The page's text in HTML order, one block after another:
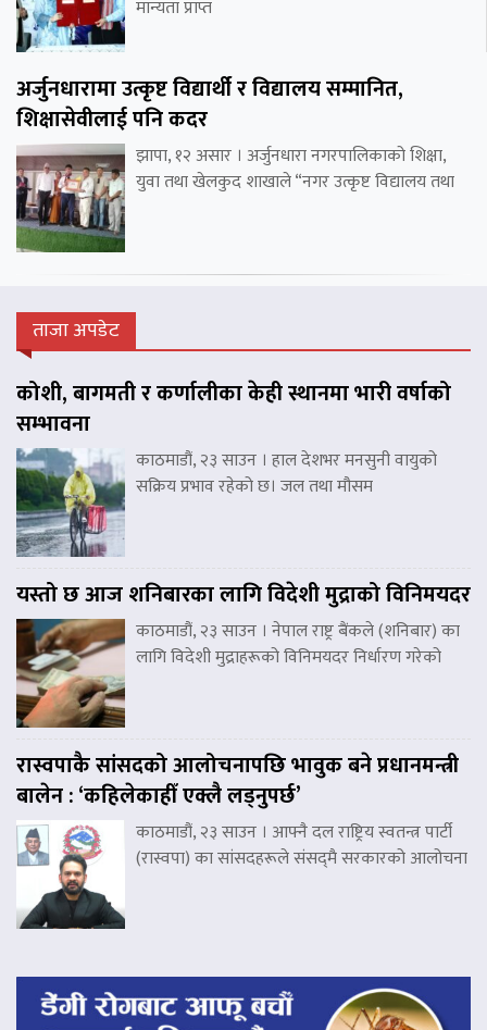
मान्यता प्राप्त
अर्जुनधारामा उत्कृष्ट विद्यार्थी र विद्यालय सम्मानित,
शिक्षासेवीलाई पनि कदर
झापा, १२ असार । अर्जुनधारा नगरपालिकाको शिक्षा,
युवा तथा खेलकुद शाखाले “नगर उत्कृष्ट विद्यालय तथा
ताजा अपडेट
कोशी, बागमती र कर्णालीका केही स्थानमा भारी वर्षाको
सम्भावना
काठमाडौं, २३ साउन । हाल देशभर मनसुनी वायुको
सक्रिय प्रभाव रहेको छ। जल तथा मौसम
यस्तो छ आज शनिबारका लागि विदेशी मुद्राको विनिमयदर
काठमाडौं, २३ साउन । नेपाल राष्ट्र बैंकले (शनिबार) का
लागि विदेशी मुद्राहरूको विनिमयदर निर्धारण गरेको
रास्वपाकै सांसदको आलोचनापछि भावुक बने प्रधानमन्त्री
बालेन : ‘कहिलेकाहीँ एक्लै लड्नुपर्छ’
काठमाडौं, २३ साउन । आफ्नै दल राष्ट्रिय स्वतन्त्र पार्टी
(रास्वपा) का सांसदहरूले संसद्‌मै सरकारको आलोचना